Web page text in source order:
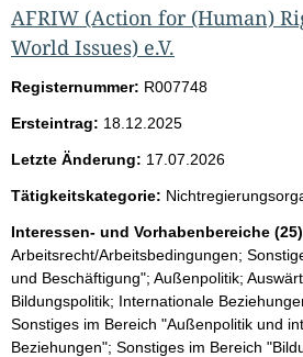
AFRIW (Action for (Human)
World Issues) e.V.
Registernummer: R007748
Ersteintrag: 18.12.2025
Letzte Änderung: 17.07.2026
Tätigkeitskategorie:
Interessen- und Vorhabenbereiche
Arbeitsrecht/Arbeitsbedingungen;
und Beschäftigung"; Außenpolitik;
Bildungspolitik; Internationale
Sonstiges im Bereich "Außenpolitik und
Beziehungen"; Sonstiges im Bereich